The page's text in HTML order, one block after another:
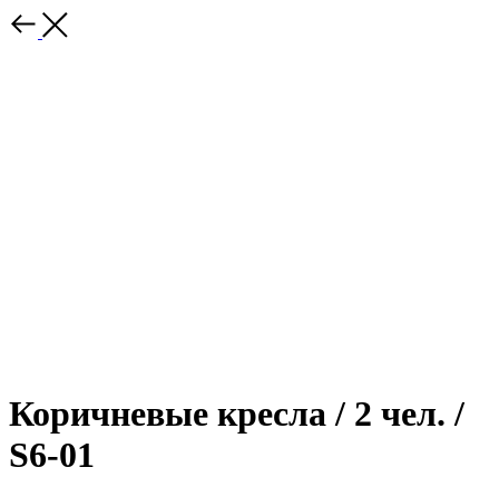
Коричневые кресла / 2 чел. /
S6-01